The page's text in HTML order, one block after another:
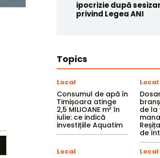
ipocrizie după
privind Legea ANI
Topics
Local
Consumul de apă în
Timișoara atinge
2,5 MILIOANE m³ în
iulie: ce indică
investițiile Aquatim
Local
de la
de
Local Local